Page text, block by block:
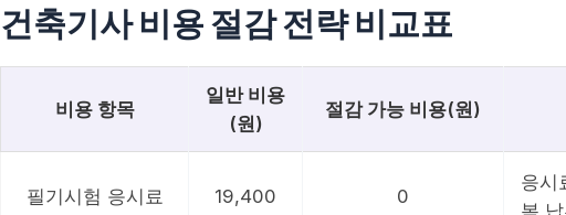
건축기사 비용 절감 전략 비교표
비용 항목
일반 비용
(원)
절감 가능 비용(원)
필기시험 응시료 19,400 0
응시